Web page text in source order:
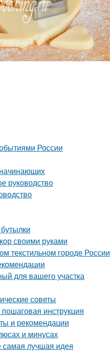
России
руководство
своими руками
текстильном городе России
для вашего участка
советы
инструкция
и рекомендации
и минусах
самая лучшая идея